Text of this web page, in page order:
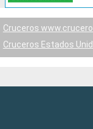
Cruceros
Cruceros Estados